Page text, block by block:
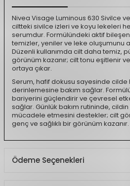
Nivea Visage Luminous 630 Sivilce ve
ciltteki sivilce izleri ve koyu lekeleri
serumdur. Formülündeki aktif
temizler, yeniler ve leke oluşumunu
Düzenli kullanımda cilt daha temiz,
görünüm kazanır; cilt tonu eşitlenir ve
ortaya çıkar.
Serum, hafif dokusu sayesinde cilde
derinlemesine bakım sağlar.
bariyerini güçlendirir ve çevresel
sağlar. Günlük bakım rutininde,
mücadele etmesini destekler; cilt
genç ve sağlıklı bir görünüm kazanır.
Ödeme Seçenekleri